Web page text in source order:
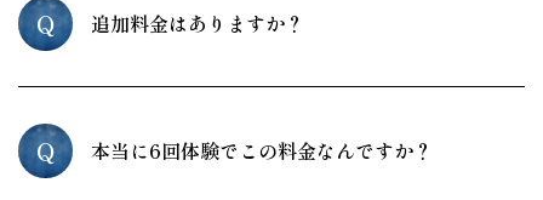
Q 追加料金はありますか？
Q 本当に6回体験でこの料金なんですか？